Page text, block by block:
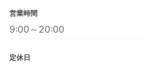
営業時間
9:00～20:00
定休日